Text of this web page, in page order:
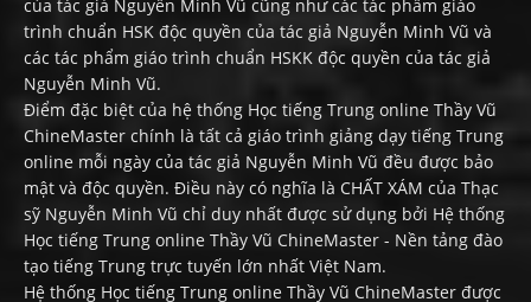
của tác giả Nguyễn Minh Vũ cũng như các tác phẩm giáo
trình chuẩn HSK độc quyền của tác giả Nguyễn Minh Vũ và
các tác phẩm giáo trình chuẩn HSKK độc quyền của tác giả
Nguyễn Minh Vũ.
Điểm đặc biệt của hệ thống Học tiếng Trung online Thầy Vũ
ChineMaster chính là tất cả giáo trình giảng dạy tiếng Trung
online mỗi ngày của tác giả Nguyễn Minh Vũ đều được bảo
mật và độc quyền. Điều này có nghĩa là CHẤT XÁM của Thạc
sỹ Nguyễn Minh Vũ chỉ duy nhất được sử dụng bởi Hệ thống
Học tiếng Trung online Thầy Vũ ChineMaster - Nền tảng đào
tạo tiếng Trung trực tuyến lớn nhất Việt Nam.
Hệ thống Học tiếng Trung online Thầy Vũ ChineMaster được